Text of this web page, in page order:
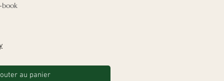
book
au panier